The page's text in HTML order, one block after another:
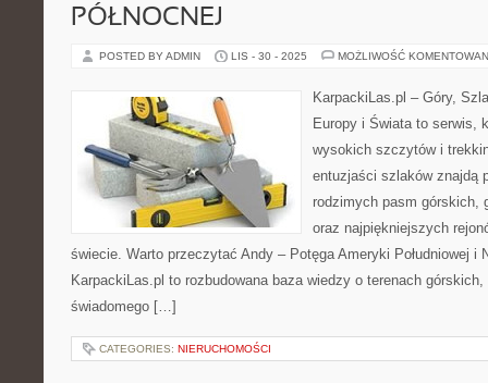
PÓŁNOCNEJ
POSTED BY ADMIN LIS - 30 - 2025 MOŻLIWOŚĆ
KarpackiLas.pl – Góry,
Europy i Świata to serwis,
wysokich szczytów i
entuzjaści szlaków znajdą
rodzimych pasm górskich,
oraz najpiękniejszych
świecie. Warto przeczytać Andy – Potęga Ameryki Południowej i
KarpackiLas.pl to rozbudowana baza wiedzy o terenach
świadomego […]
CATEGORIES: NIERUCHOMOŚCI